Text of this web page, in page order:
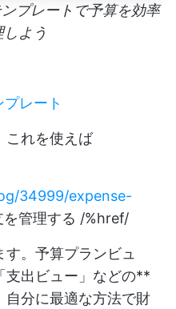
プレートで予算を効率
よう
レート
これを使えば
34999/expense-
を管理する /%href/
。予算プランビュ
支出ビュー」などの**
自分に最適な方法で財